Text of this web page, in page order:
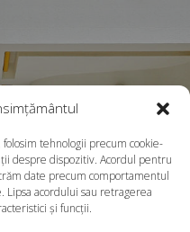
tehnologii precum cookie-
despre dispozitiv. Acordul pentru
date precum comportamentul
Lipsa acordului sau retragerea
și funcții.